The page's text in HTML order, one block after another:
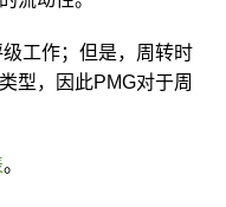
工作；但是，周转时
型，因此PMG对于周
。